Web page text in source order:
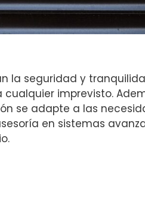
la seguridad y
imprevisto.
se adapte a las
en sistemas